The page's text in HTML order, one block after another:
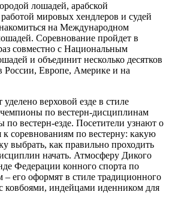
лошадей, арабской
мировых хендлеров и судей
на Международном
Соревнование пройдет в
совместно с Национальным
и объединит несколько десятков
России, Европе, Америке и на
верховой езде в стиле
по вестерн-дисциплинам
по вестерн-езде. Посетители узнают о
к соревнованиям по вестерну: какую
выбрать, как правильно проходить
начать. Атмосферу Дикого
Федерации конного спорта по
– его оформят в стиле традиционного
ковбоями, индейцами иденником для